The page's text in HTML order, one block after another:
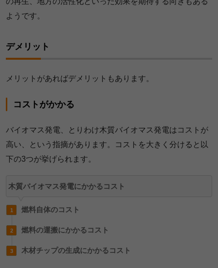
ようです。
デメリット
メリットがあればデメリットもあります。
コストがかかる
バイオマス発電、とりわけ木質バイオマス発電はコストが
高い、という指摘があります。コストを大きく分けると以
下の3つが挙げられます。
木質バイオマス発電にかかるコスト
燃料自体のコスト
燃料の運搬にかかるコスト
木材チップの生成にかかるコスト